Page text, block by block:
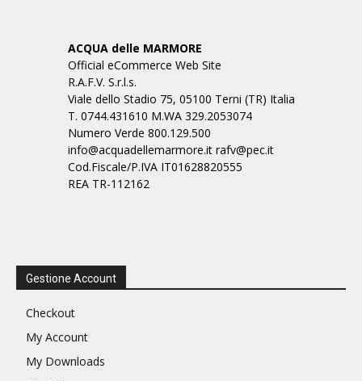
ACQUA delle MARMORE
Official eCommerce Web Site
R.A.F.V. S.r.l.s.
Viale dello Stadio 75, 05100 Terni (TR) Italia
T. 0744.431610 M.WA 329.2053074
Numero Verde 800.129.500
info@acquadellemarmore.it rafv@pec.it
Cod.Fiscale/P.IVA IT01628820555
REA TR-112162
Gestione Account
Checkout
My Account
My Downloads